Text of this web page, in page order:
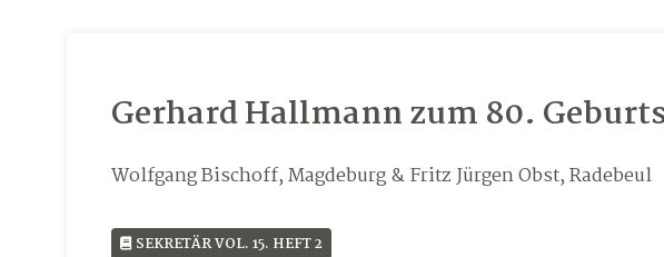
Gerhard Hallmann zum 80.
Wolfgang Bischoff, Magdeburg & Fritz Jürgen Obst, Radebeul
SEKRETÄR VOL. 15. HEFT 2